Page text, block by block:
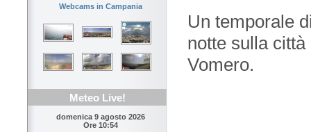
Webcams in Campania
Meteo Live!
domenica 9 agosto 2026
Ore 10:54
Un temporale
notte sulla
Vomero.